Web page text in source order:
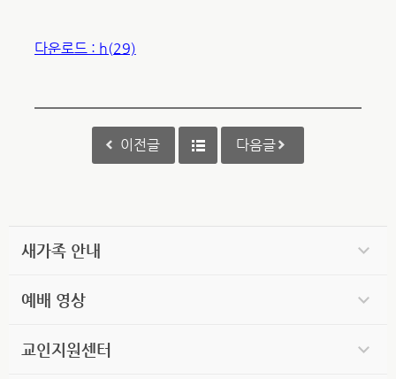
다운로드 : h(29)
이전글 다음글
새가족 안내
예배 영상
교인지원센터